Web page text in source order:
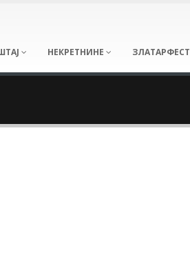
НЕКРЕТНИНЕ ЗЛАТАРФЕСТ